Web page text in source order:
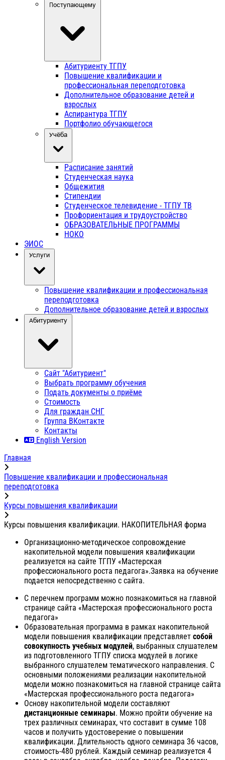
Поступающему
Абитуриенту ТГПУ
Повышение квалификации и
профессиональная переподготовка
Дополнительное образование детей и
взрослых
Аспирантура ТГПУ
Портфолио обучающегося
Учёба
Расписание занятий
Студенческая наука
Общежития
Стипендии
Студенческое телевидение - ТГПУ ТВ
Профориентация и трудоустройство
ОБРАЗОВАТЕЛЬНЫЕ ПРОГРАММЫ
НОКО
ЭИОС
Услуги
Повышение квалификации и профессиональная
переподготовка
Дополнительное образование детей и взрослых
Абитуриенту
Сайт "Абитуриент"
Выбрать программу обучения
Подать документы о приёме
Стоимость
Для граждан СНГ
Группа ВКонтакте
Контакты
English Version
Главная
Повышение квалификации и профессиональная
переподготовка
Курсы повышения квалификации
Курсы повышения квалификации. НАКОПИТЕЛЬНАЯ форма
Организационно-методическое сопровождение
накопительной модели повышения квалификации
реализуется на сайте ТГПУ «Мастерская
профессионального роста педагога».Заявка на обучение
подается непосредственно с сайта.
С перечнем программ можно познакомиться на главной
странице сайта «Мастерская профессионального роста
педагога»
Образовательная программа в рамках накопительной
модели повышения квалификации представляет собой
совокупность учебных модулей, выбранных слушателем
из подготовленного ТГПУ списка модулей в логике
выбранного слушателем тематического направления. С
основными положениями реализации накопительной
модели можно познакомиться на главной странице сайта
«Мастерская профессионального роста педагога»
Основу накопительной модели составляют
дистанционные семинары. Можно пройти обучение на
трех различных семинарах, что составит в сумме 108
часов и получить удостоверение о повышении
квалификации. Длительность одного семинара 36 часов,
стоимость-480 рублей. Каждый семинар реализуется 4